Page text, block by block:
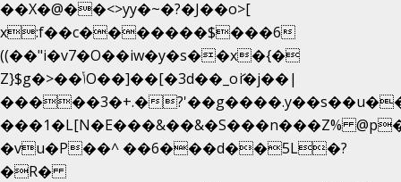
��X�@��<>yy�~�?�J��o>[
x:f��c�������$���6
((��"i�v7�O��iw�y�s��x�{�
Z}$g�>��ݳO��]��[�3d��_oަi�j��|
�����3�+.�
���1�L[N�E���&��&�S���n���Z%
�vu�P��^ ��6���d��5L�?
�R�